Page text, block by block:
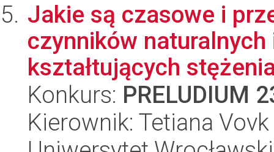
Jakie są czasowe i
czynników
kształtujących
Konkurs: PRELUDIUM
Kierownik: Tetiana Vovk